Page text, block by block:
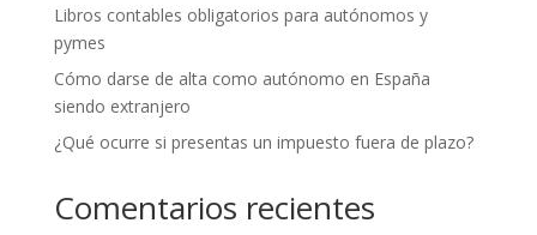
Libros contables obligatorios para autónomos y
pymes
Cómo darse de alta como autónomo en España
siendo extranjero
¿Qué ocurre si presentas un impuesto fuera de plazo?
Comentarios recientes